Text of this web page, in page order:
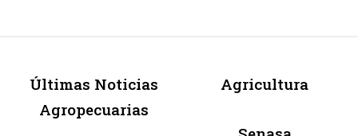
Últimas Noticias
Agropecuarias
Agricultura